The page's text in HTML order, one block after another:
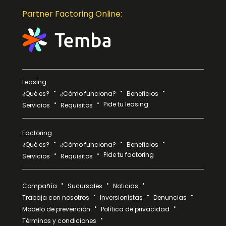
Partner Factoring Online:
Leasing
¿Qué es?
¿Cómo funciona?
Beneficios
Servicios
Requisitos Pide tu leasing
Factoring
¿Qué es?
¿Cómo funciona?
Beneficios
Servicios
Requisitos Pide tu factoring
Compañía Sucursales
Noticias
Trabaja con nosotros
Inversionistas
Denuncias
Modelo de prevención
Política de privacidad
Términos y condiciones